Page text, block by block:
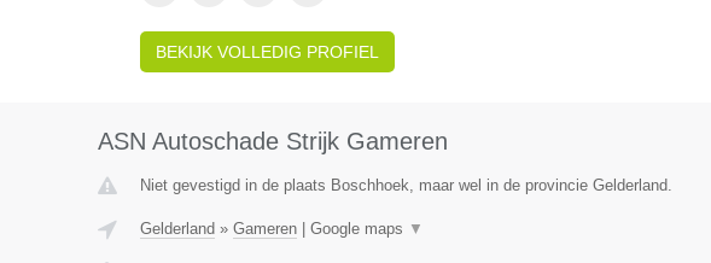
BEKIJK VOLLEDIG PROFIEL
ASN Autoschade Strijk Gameren
Niet gevestigd in de plaats Boschhoek, maar wel in de provincie Gelderland.
Gelderland » Gameren| Google maps ▼